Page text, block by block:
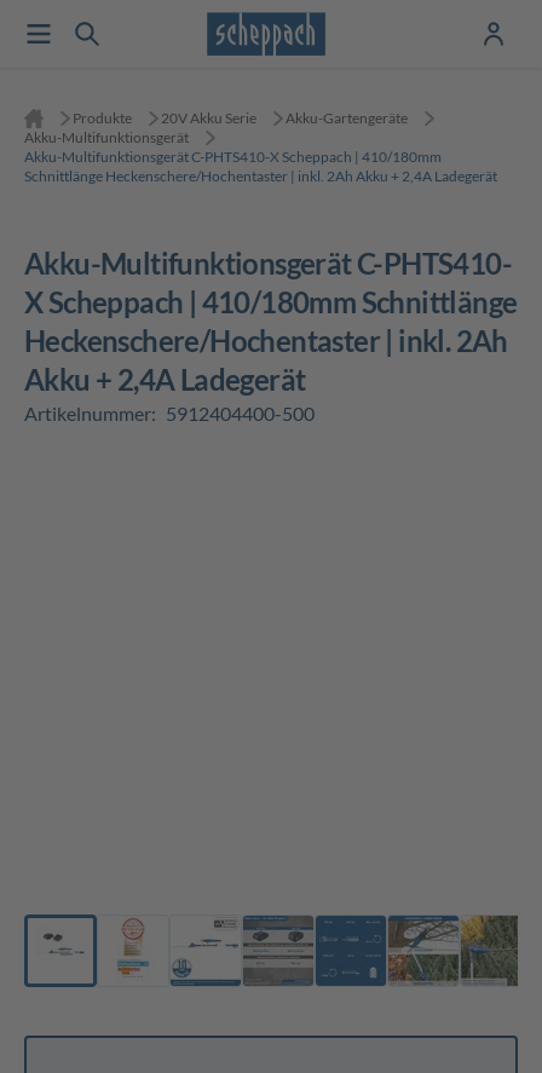
Produkte 20V Akku Serie
Akku-Gartengeräte
Akku-Multifunktionsgerät
Akku-Multifunktionsgerät C-PHTS410-X Scheppach | 410/180mm
Schnittlänge Heckenschere/Hochentaster | inkl. 2Ah Akku + 2,4A Ladegerät
Akku-Multifunktionsgerät C-PHTS410-
X Scheppach | 410/180mm Schnittlänge
Heckenschere/Hochentaster | inkl. 2Ah
Akku + 2,4A Ladegerät
Artikelnummer: 5912404400-500